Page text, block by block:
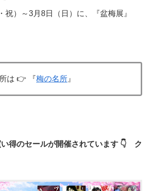
祝）～3月8日（日）に、『盆梅展』
は 👉 『梅の名所 』
得のセールが開催されています 👇 ク